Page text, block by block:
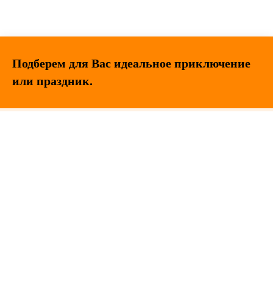
Подберем для Вас идеальное приключение
или праздник.